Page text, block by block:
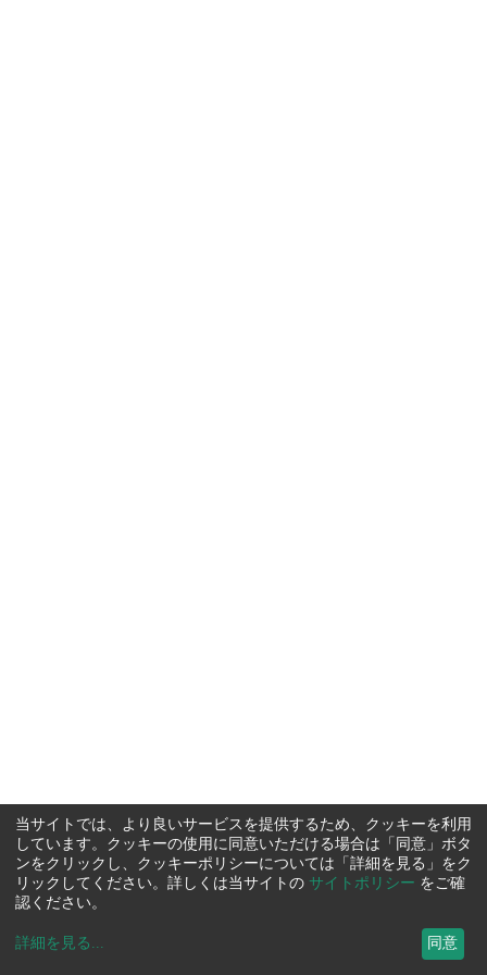
当サイトでは、より良いサービスを提供するため、クッキーを利用
しています。クッキーの使用に同意いただける場合は「同意」ボタ
ンをクリックし、クッキーポリシーについては「詳細を見る」をク
リックしてください。詳しくは当サイトの サイトポリシー をご確
認ください。
詳細を見る ... 同意